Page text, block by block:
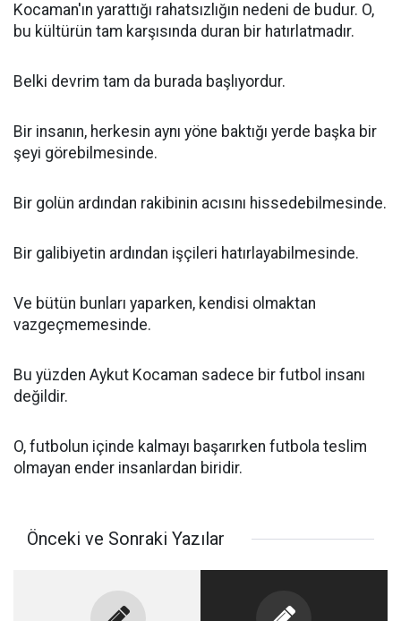
Kocaman'ın yarattığı rahatsızlığın nedeni de budur. O,
bu kültürün tam karşısında duran bir hatırlatmadır.
Belki devrim tam da burada başlıyordur.
Bir insanın, herkesin aynı yöne baktığı yerde başka bir
şeyi görebilmesinde.
Bir golün ardından rakibinin acısını hissedebilmesinde.
Bir galibiyetin ardından işçileri hatırlayabilmesinde.
Ve bütün bunları yaparken, kendisi olmaktan
vazgeçmemesinde.
Bu yüzden Aykut Kocaman sadece bir futbol insanı
değildir.
O, futbolun içinde kalmayı başarırken futbola teslim
olmayan ender insanlardan biridir.
Önceki ve Sonraki Yazılar